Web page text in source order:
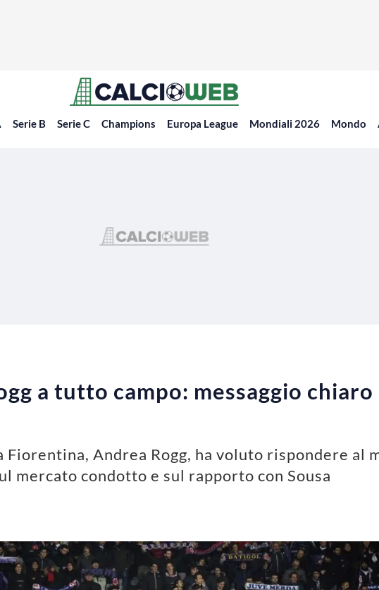
Serie B Serie C Champions Europa League Mondiali 2026 Mondo
a tutto campo: messaggio
Andrea Rogg, ha voluto rispondere al
mercato condotto e sul rapporto con Sousa